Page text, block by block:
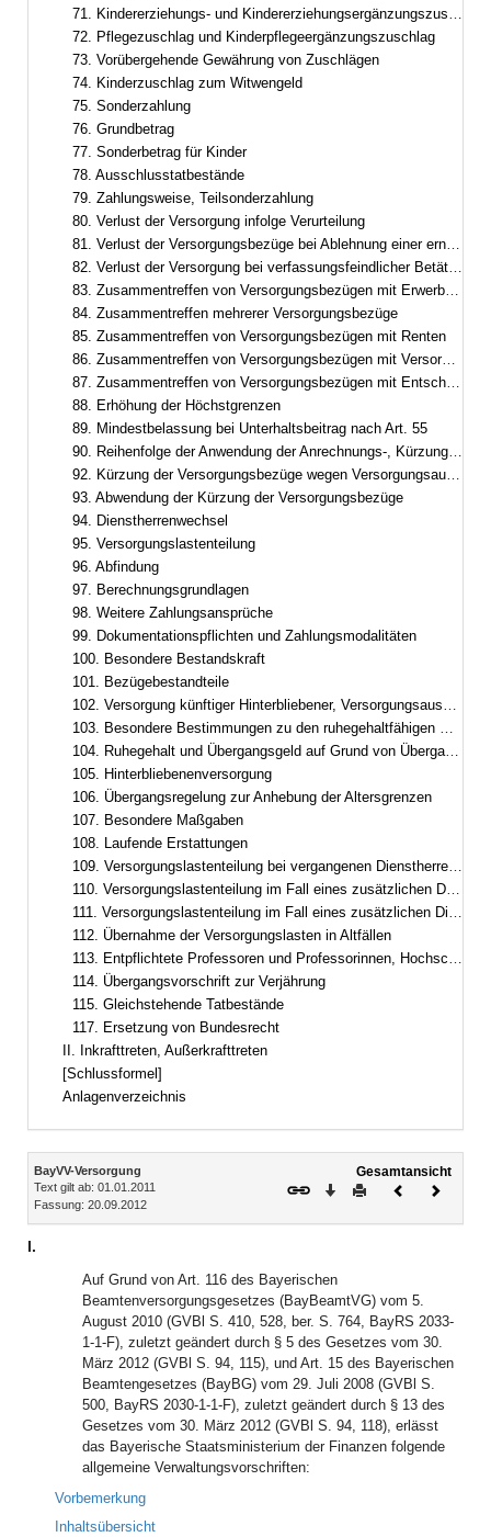
71. Kindererziehungs- und Kindererziehungsergänzungszuschlag
72. Pflegezuschlag und Kinderpflegeergänzungszuschlag
73. Vorübergehende Gewährung von Zuschlägen
74. Kinderzuschlag zum Witwengeld
75. Sonderzahlung
76. Grundbetrag
77. Sonderbetrag für Kinder
78. Ausschlusstatbestände
79. Zahlungsweise, Teilsonderzahlung
80. Verlust der Versorgung infolge Verurteilung
81. Verlust der Versorgungsbezüge bei Ablehnung einer erneuten Berufung
82. Verlust der Versorgung bei verfassungsfeindlicher Betätigung
83. Zusammentreffen von Versorgungsbezügen mit Erwerbs- und Erwerbsersatzeinkommen
84. Zusammentreffen mehrerer Versorgungsbezüge
85. Zusammentreffen von Versorgungsbezügen mit Renten
86. Zusammentreffen von Versorgungsbezügen mit Versorgung aus zwischenstaatlicher und überstaatlicher Verwendung
87. Zusammentreffen von Versorgungsbezügen mit Entschädigung oder Versorgungsbezügen nach dem Abgeordnetenstatut des Europäischen Parlaments
88. Erhöhung der Höchstgrenzen
89. Mindestbelassung bei Unterhaltsbeitrag nach Art. 55
90. Reihenfolge der Anwendung der Anrechnungs-, Kürzungs- und Ruhensvorschriften
92. Kürzung der Versorgungsbezüge wegen Versorgungsausgleich
93. Abwendung der Kürzung der Versorgungsbezüge
94. Dienstherrenwechsel
95. Versorgungslastenteilung
96. Abfindung
97. Berechnungsgrundlagen
98. Weitere Zahlungsansprüche
99. Dokumentationspflichten und Zahlungsmodalitäten
100. Besondere Bestandskraft
101. Bezügebestandteile
102. Versorgung künftiger Hinterbliebener, Versorgungsausgleich
103. Besondere Bestimmungen zu den ruhegehaltfähigen Bezügen, zur ruhegehaltfähigen Dienstzeit und zum Ruhegehalt
104. Ruhegehalt und Übergangsgeld auf Grund von Übergangsregelungen im Besoldungsrecht
105. Hinterbliebenenversorgung
106. Übergangsregelung zur Anhebung der Altersgrenzen
107. Besondere Maßgaben
108. Laufende Erstattungen
109. Versorgungslastenteilung bei vergangenen Dienstherrenwechseln ohne laufende Erstattung
110. Versorgungslastenteilung im Fall eines zusätzlichen Dienstherrenwechsels nach Art. 95
111. Versorgungslastenteilung im Fall eines zusätzlichen Dienstherrenwechsels nach dem Versorgungslastenteilungs-Staatsvertrag
112. Übernahme der Versorgungslasten in Altfällen
113. Entpflichtete Professoren und Professorinnen, Hochschulleistungsbezüge
114. Übergangsvorschrift zur Verjährung
115. Gleichstehende Tatbestände
117. Ersetzung von Bundesrecht
II. Inkrafttreten, Außerkrafttreten
[Schlussformel]
Anlagenverzeichnis
Inhalt
BayVV-Versorgung
Text gilt ab: 01.01.2011
Fassung: 20.09.2012
Gesamtansicht
Download
DruckenVorheriges
I.
Auf Grund von Art. 116 des Bayerischen
Beamtenversorgungsgesetzes (BayBeamtVG) vom 5.
August 2010 (GVBl S. 410, 528, ber. S. 764, BayRS 2033-
1-1-F), zuletzt geändert durch § 5 des Gesetzes vom 30.
März 2012 (GVBl S. 94, 115), und Art. 15 des Bayerischen
Beamtengesetzes (BayBG) vom 29. Juli 2008 (GVBl S.
500, BayRS 2030-1-1-F), zuletzt geändert durch § 13 des
Gesetzes vom 30. März 2012 (GVBl S. 94, 118), erlässt
das Bayerische Staatsministerium der Finanzen folgende
allgemeine Verwaltungsvorschriften:
Vorbemerkung
Inhaltsübersicht